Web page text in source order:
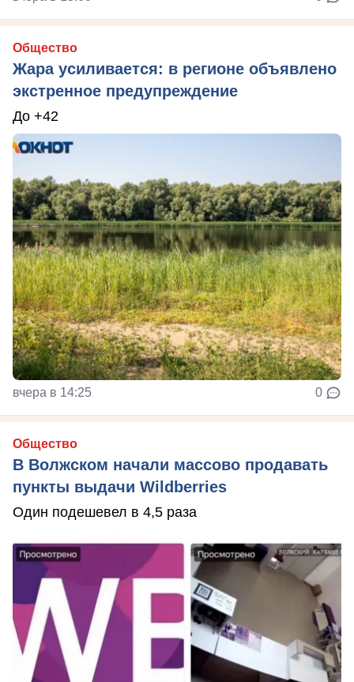
Общество
Жара усиливается: в регионе объявлено
экстренное предупреждение
До +42
вчера в 14:25 0
Общество
В Волжском начали массово продавать
пункты выдачи Wildberries
Один подешевел в 4,5 раза